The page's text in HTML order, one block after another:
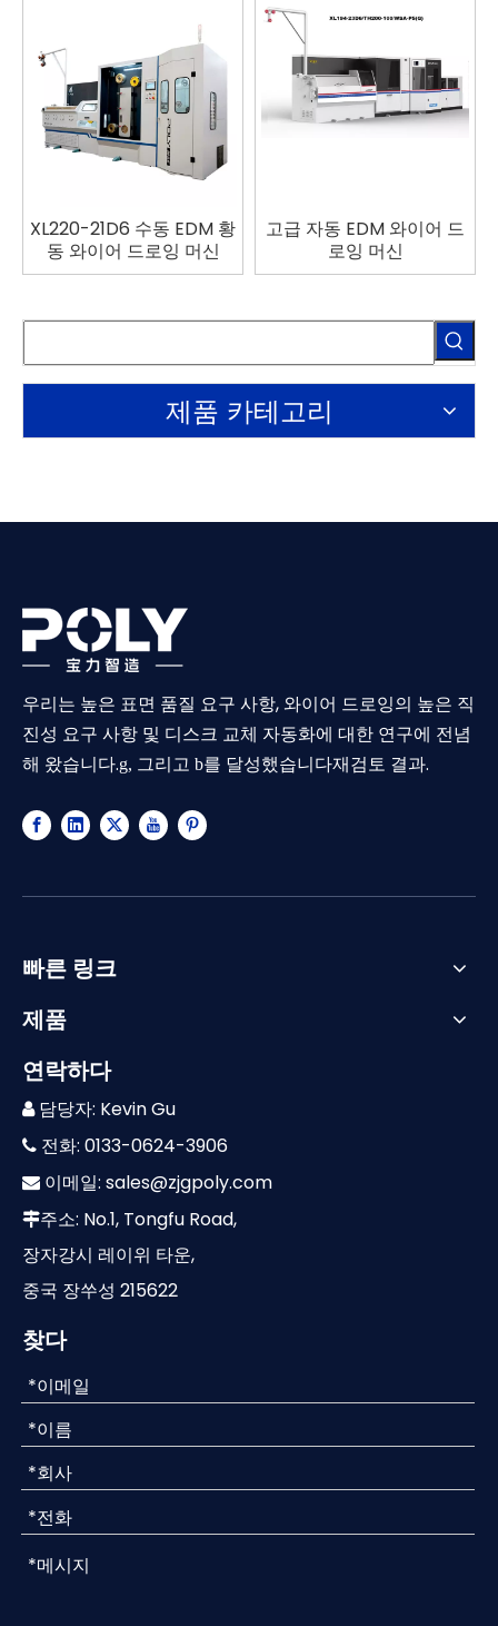
XL220-21D6 수동 EDM 황
동 와이어 드로잉 머신
고급 자동 EDM 와이어 드
로잉 머신
제품 카테고리
우리는 높은 표면 품질 요구 사항, 와이어 드로잉의 높은 직
진성 요구 사항 및 디스크 교체 자동화에 대한 연구에 전념
해 왔습니다.g, 그리고 b를 달성했습니다재검토 결과.
빠른 링크
제품
연락하다
 담당자: Kevin Gu
 전화: 0133-0624-3906
 이메일: sales@zjgpoly.com
주소: No.1, Tongfu Road,
장자강시 레이위 타운,
중국 장쑤성 215622
찾다